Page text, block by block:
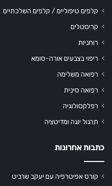
קלפים טיפוליים / קלפים השלכתיים
קריסטלים
רוחניות
ריפוי בצבעים אורה-סומא
רפואה משלימה
רפואה סינית
רפלקסולוגיה
תרגול יוגה ומדיטציה
כתבות אחרונות
קורס אפיטרפיה עם יעקב שרביט